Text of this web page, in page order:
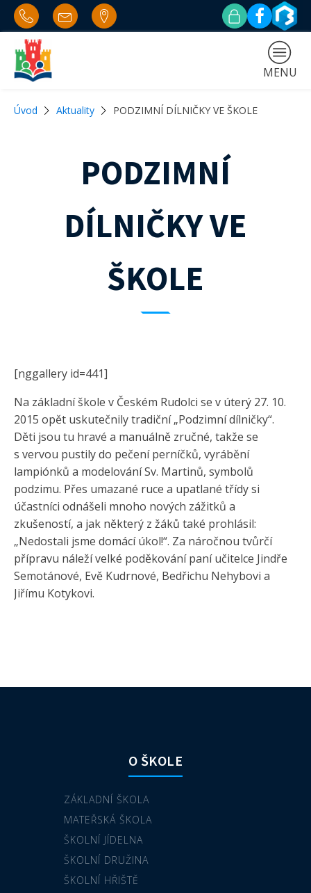
MENU
Úvod Aktuality PODZIMNÍ DÍLNIČKY VE ŠKOLE
PODZIMNÍ
DÍLNIČKY VE
ŠKOLE
[nggallery id=441]
Na základní škole v Českém Rudolci se v úterý 27. 10.
2015 opět uskutečnily tradiční „Podzimní dílničky“.
Děti jsou tu hravé a manuálně zručné, takže se
s vervou pustily do pečení perníčků, vyrábění
lampiónků a modelování Sv. Martinů, symbolů
podzimu. Přes umazané ruce a upatlané třídy si
účastníci odnášeli mnoho nových zážitků a
zkušeností, a jak některý z žáků také prohlásil:
„Nedostali jsme domácí úkol!“. Za náročnou tvůrčí
přípravu náleží velké poděkování paní učitelce Jindře
Semotánové, Evě Kudrnové, Bedřichu Nehybovi a
Jiřímu Kotykovi.
O ŠKOLE
ZÁKLADNÍ ŠKOLA
MATEŘSKÁ ŠKOLA
ŠKOLNÍ JÍDELNA
ŠKOLNÍ DRUŽINA
ŠKOLNÍ HŘIŠTĚ